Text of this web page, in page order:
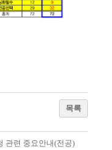
목록
관련 중요안내(전공)